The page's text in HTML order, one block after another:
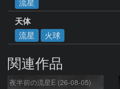
天体
流星
火球
関連作品
夜半前の流星E (26-08-05)